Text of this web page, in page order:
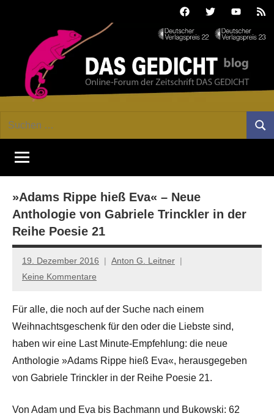
FacebookTwitterYoutube
GEDICHT
blog
Forum
von
DAS
Lyrik,
Essay
Suchen
»Adams Rippe hieß Eva« – Neue
Anthologie von Gabriele Trinckler in der
Reihe Poesie 21
19. Dezember 2016
Anton G. Leitner
Keine Kommentare
Für alle, die noch auf der Suche nach einem
Weihnachtsgeschenk für den oder die Liebste sind,
haben wir eine Last Minute-Empfehlung: die neue
Anthologie »Adams Rippe hieß Eva«, herausgegeben
von Gabriele Trinckler in der Reihe Poesie 21.
Von Adam und Eva bis Bachmann und Bukowski: 62